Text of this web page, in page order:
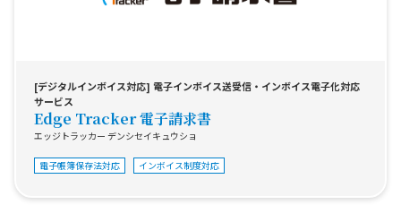
[デジタルインボイス対応] 電子インボイス送受信・インボイス電子化対応
サービス
Edge Tracker 電子請求書
エッジトラッカー デンシセイキュウショ
電子帳簿保存法対応 インボイス制度対応